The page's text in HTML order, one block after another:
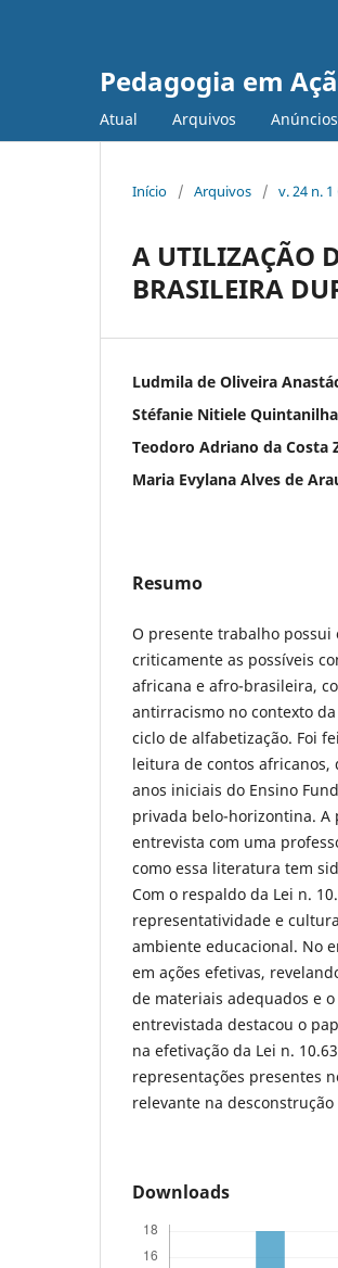
Pedagogia em
Atual Arquivos Anúncios
Início / Arquivos / v. 24 n.
A UTILIZAÇÃO
BRASILEIRA
Ludmila de Oliveira
Stéfanie Nitiele Quintanilha
Teodoro Adriano da Costa
Maria Evylana Alves de
Resumo
O presente trabalho
criticamente as possíveis
africana e afro-brasileira,
antirracismo no contexto
ciclo de alfabetização. Foi
leitura de contos africanos,
anos iniciais do Ensino
privada belo-horizontina. A
entrevista com uma
como essa literatura tem
Com o respaldo da Lei n.
representatividade e
ambiente educacional. No
em ações efetivas,
de materiais adequados e
entrevistada destacou o
na efetivação da Lei n.
representações presentes
relevante na
Downloads